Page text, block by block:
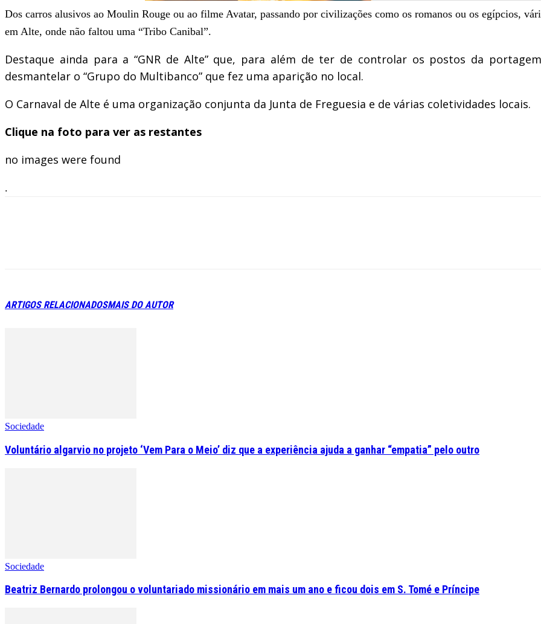
Dos carros alusivos ao Moulin Rouge ou ao filme Avatar, passando por civilizações como os romanos ou os egípcios,
em Alte, onde não faltou uma “Tribo Canibal”.
Destaque ainda para a “GNR de Alte” que, para além de ter de controlar os postos da
desmantelar o “Grupo do Multibanco” que fez uma aparição no local.
O Carnaval de Alte é uma organização conjunta da Junta de Freguesia e de várias coletividades locais.
Clique na foto para ver as restantes
no images were found
.
ARTIGOS RELACIONADOSMAIS DO AUTOR
Sociedade
Voluntário algarvio no projeto ‘Vem Para o Meio’ diz que a experiência ajuda a ganhar “empatia” pelo outro
Sociedade
Beatriz Bernardo prolongou o voluntariado missionário em mais um ano e ficou dois em S. Tomé e Príncipe